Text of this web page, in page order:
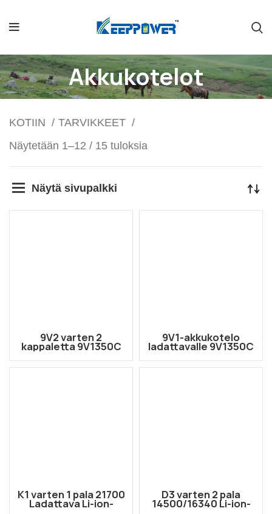
Akkukotelot
KOTIIN
TARVIKKEET
Näytetään 1–12 / 15 tuloksia
Näytä sivupalkki
9V2 varten 2
kappaletta 9V1350C
Li-ion ladattava
akkukotelo
9V1-akkukotelo
ladattavalle 9V1350C
Li-Ion -akulle
K1 varten 1 pala 21700
Ladattava Li-ion-
D3 varten 2 pala
14500/16340 Li-ion-